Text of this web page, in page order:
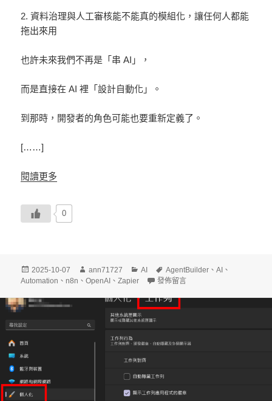
2. 資料治理與人工審核能不能真的模組化，讓任何人都能
拖出來用
也許未來我們不再是「串 AI」，
而是直接在 AI 裡「設計自動化」。
到那時，開發者的角色可能也要重新定義了。
[……]
閱讀更多
0
發
佈
期:
2025-10-07
作
者
ann71727
分
類
AI
標
籤
AgentBuilder 、AI 、
Automation 、n8n 、OpenAI 、Zapier 在〈剛過完中秋節就看到
發佈留言